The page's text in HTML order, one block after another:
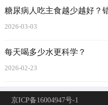
糖尿病人吃主食越少越好？
2026-03-03
每天喝多少水更科学？
2026-02-23
京ICP备16004947号-1